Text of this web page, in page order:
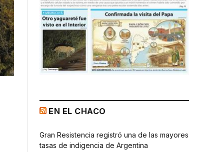
EN EL CHACO
Gran Resistencia registró una de las mayores
tasas de indigencia de Argentina